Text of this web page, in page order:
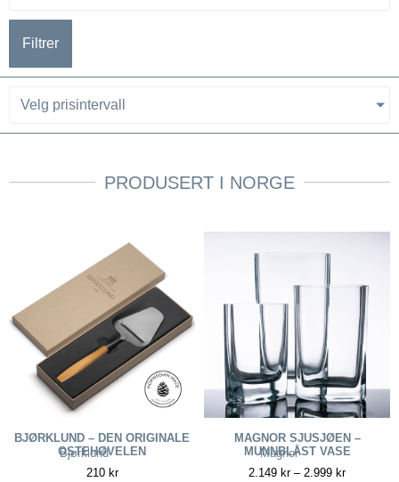
Filtrer
Velg prisintervall
PRODUSERT I NORGE
BJØRKLUND – DEN ORIGINALE
OSTEHØVELEN
210 kr
Bjørklund
MAGNOR SJUSJØEN –
MUNNBLÅST VASE
2.149 kr – 2.999 kr
Magnor